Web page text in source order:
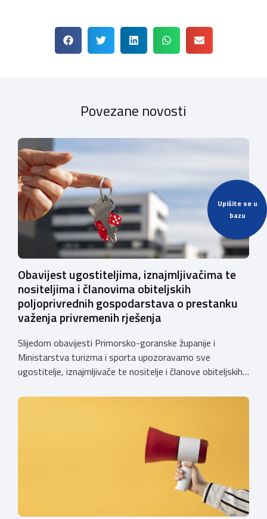
Upišite se u
bazu
Povezane novosti
Obavijest ugostiteljima, iznajmljivačima te
nositeljima i članovima obiteljskih
poljoprivrednih gospodarstava o prestanku
važenja privremenih rješenja
Slijedom obavijesti Primorsko-goranske županije i
Ministarstva turizma i sporta upozoravamo sve
ugostitelje, iznajmljivače te nositelje i članove obiteljskih
privremenih rješenja izdanih sukladno Zakonu o
1. siječnja 2025. godine više ne mogu podnositi novi
zahtjevi za izdavanje privremenih rješenja, dok već izdana